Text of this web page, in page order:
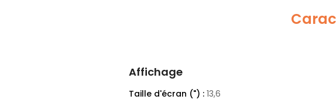
Affichage
Taille d'écran (") : 13,6